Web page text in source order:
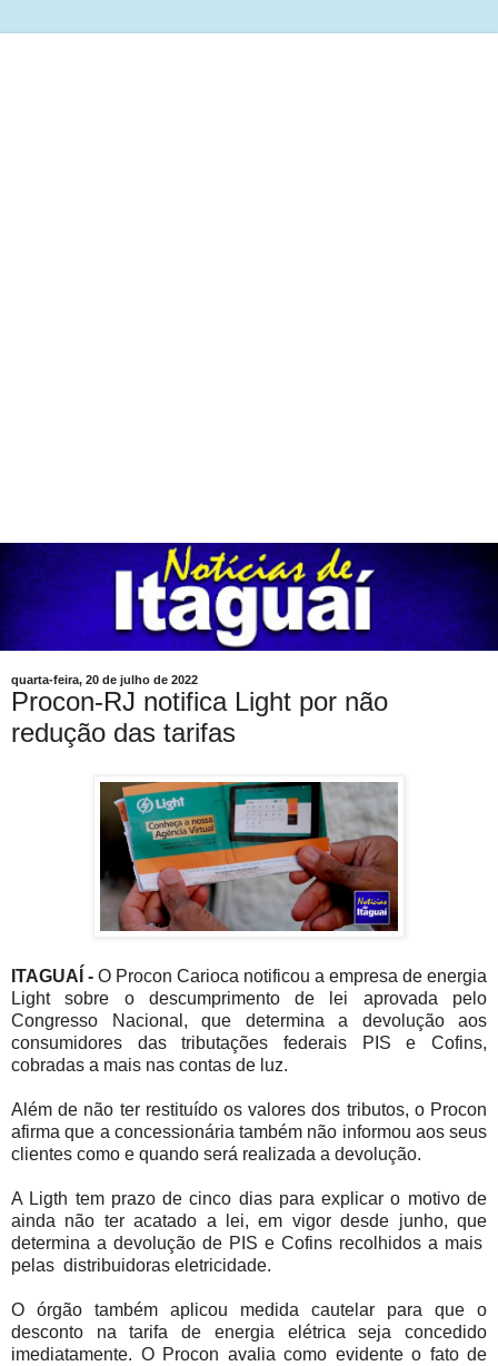
quarta-feira, 20 de julho de 2022
Procon-RJ notifica Light por não
redução das tarifas
ITAGUAÍ - O Procon Carioca notificou a empresa de energia
Light sobre o descumprimento de lei aprovada pelo
Congresso Nacional, que determina a devolução aos
consumidores das tributações federais PIS e Cofins,
cobradas a mais nas contas de luz.
Além de não ter restituído os valores dos tributos, o Procon
afirma que a concessionária também não informou aos seus
clientes como e quando será realizada a devolução.
A Ligth tem prazo de cinco dias para explicar o motivo de
ainda não ter acatado a lei, em vigor desde junho, que
determina a devolução de PIS e Cofins recolhidos a mais
pelas distribuidoras eletricidade.
O órgão também aplicou medida cautelar para que o
desconto na tarifa de energia elétrica seja concedido
imediatamente. O Procon avalia como evidente o fato de